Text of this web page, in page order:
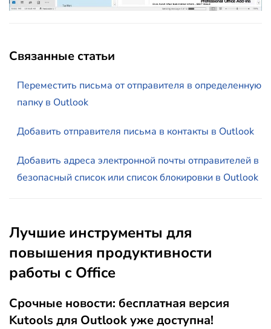
Связанные статьи
Переместить письма от отправителя в определенную
папку в Outlook
Добавить отправителя письма в контакты в Outlook
Добавить адреса электронной почты отправителей в
безопасный список или список блокировки в Outlook
Лучшие инструменты для
повышения продуктивности
работы с Office
Срочные новости: бесплатная версия
Kutools для Outlook уже доступна!